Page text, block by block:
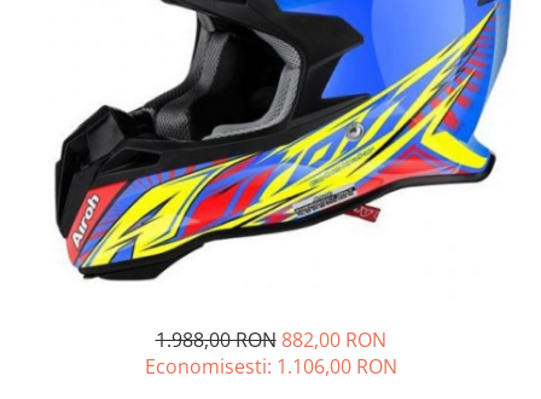
Can-Am Outlander
Can-Am Renegade
CAN-AM MY 2026
Capacitate
200 - 400 cmc. (8)
400 - 600 cmc. (65)
Tricouri
Pantaloni
Borseta
Geanta
Rucsac
Protectii
ECHIPAMENTE COPII
ACCESORII IARNA ATV / SSV
ACCESORII ATV
ANVELOPE ATV
BULLBAR SSV
ACCESORII SSV
CUTII SSV
1.988,00 RON 882,00 RON
Economisesti: 1.106,00 RON